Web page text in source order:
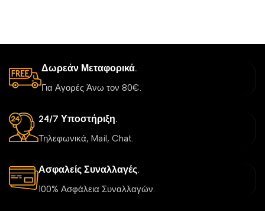
Δωρεάν Μεταφορικά.
Για Αγορές Άνω τον 80€.
24/7 Υποστήριξη.
Τηλεφωνικά, Mail, Chat.
Ασφαλείς Συναλλαγές.
100% Ασφάλεια Συναλλαγών.